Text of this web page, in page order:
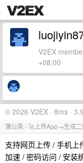
V2EX
+08:00
© 2026 V2EX · 8ms ·
蒲公英 - 🚀上传App→生成
支持网页上传 / 手机上
加速 / 密码访问 / 安装